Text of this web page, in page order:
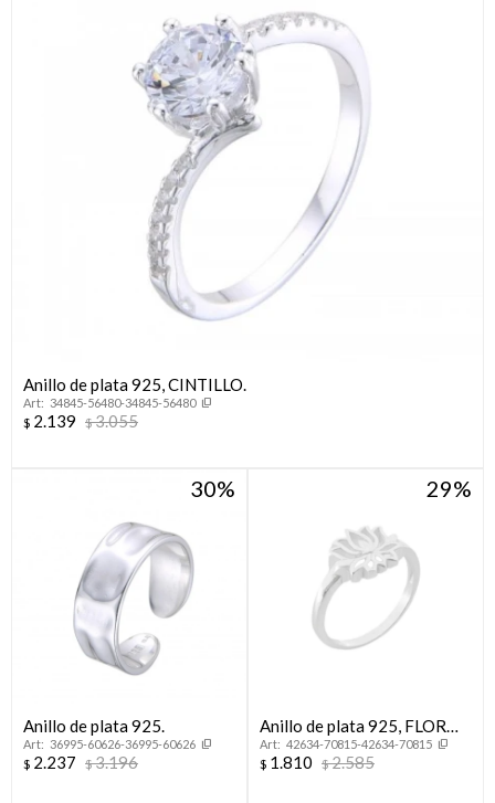
Anillo de plata 925, CINTILLO.
34845-56480-34845-56480
$ 2.139 $3.055
30
Anillo de plata 925.
36995-60626-36995-60626
$ 2.237 $3.196
29
Anillo de plata 925, FLOR
DE LOTO.
42634-70815-42634-70815
$ 1.810 $2.585